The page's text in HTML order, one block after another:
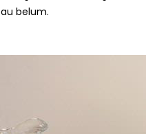
belum.